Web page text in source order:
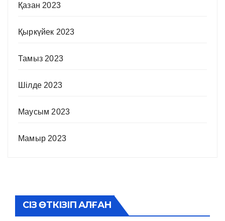
Қазан 2023
Қыркүйек 2023
Тамыз 2023
Шілде 2023
Маусым 2023
Мамыр 2023
СІЗ ӨТКІЗІП АЛҒАН